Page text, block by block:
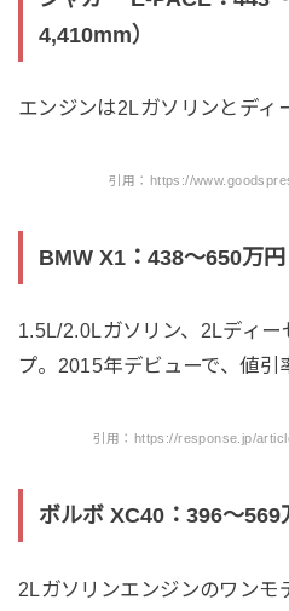
4,410mm）
エンジンは2Lガソリンとディ
引用：https://
BMW X1：438〜650万円
1.5L/2.0Lガソリン、2Lディ
プ。2015年デビューで、値引
引用：https://response.jp/
ボルボ XC40：396〜569
2Lガソリンエンジンのワンモ